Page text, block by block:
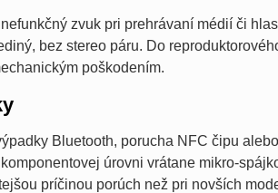
zvuk pri prehrávaní médií či
bez stereo páru. Do
poškodením.
Bluetooth, porucha NFC čipu
úrovni vrátane mikro-
príčinou porúch než pri novších